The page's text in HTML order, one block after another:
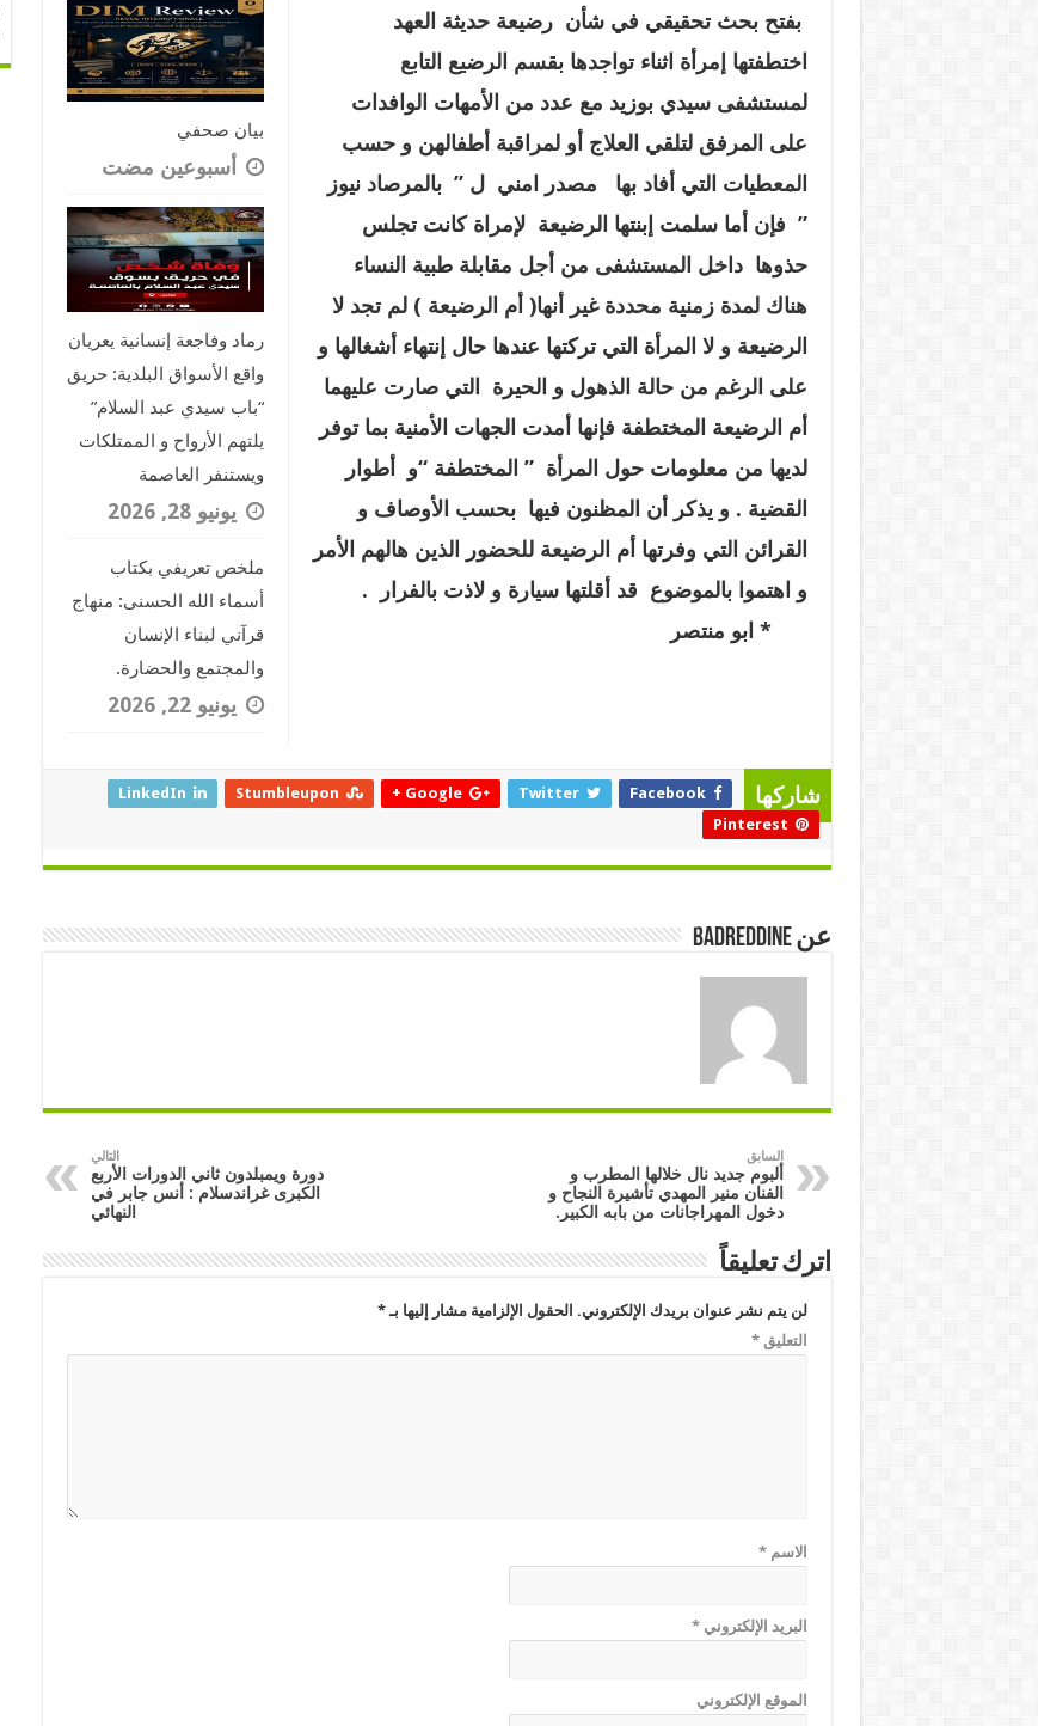
بيان صحفي
‏أسبوعين مضت
رماد وفاجعة إنسانية يعريان
واقع الأسواق البلدية: حريق
“باب سيدي عبد السلام”
يلتهم الأرواح و الممتلكات
ويستنفر العاصمة
يونيو 28, 2026
ملخص تعريفي بكتاب
أسماء الله الحسنى: منهاج
قرآني لبناء الإنسان
والمجتمع والحضارة.
يونيو 22, 2026
بفتح بحث تحقيقي في شأن رضيعة حديثة العهد
اختطفتها إمرأة اثناء تواجدها بقسم الرضيع التابع
لمستشفى سيدي بوزيد مع عدد من الأمهات الوافدات
على المرفق لتلقي العلاج أو لمراقبة أطفالهن و حسب
المعطيات التي أفاد بها مصدر امني ل ” بالمرصاد نيوز
” فإن أما سلمت إبنتها الرضيعة لإمراة كانت تجلس
حذوها داخل المستشفى من أجل مقابلة طبية النساء
هناك لمدة زمنية محددة غير أنها( أم الرضيعة ) لم تجد لا
الرضيعة و لا المرأة التي تركتها عندها حال إنتهاء أشغالها و
على الرغم من حالة الذهول و الحيرة التي صارت عليهما
أم الرضيعة المختطفة فإنها أمدت الجهات الأمنية بما توفر
لديها من معلومات حول المرأة ” المختطفة “و أطوار
القضية . و يذكر أن المظنون فيها بحسب الأوصاف و
القرائن التي وفرتها أم الرضيعة للحضور الذين هالهم الأمر
و اهتموا بالموضوع قد أقلتها سيارة و لاذت بالفرار .
* ابو منتصر
شاركها Facebook
Twitter
Google +
Stumbleupon
LinkedIn
Pinterest
عن badreddine
السابق
ألبوم جديد نال خلالها المطرب و
الفنان منير المهدي تأشيرة النجاح و
دخول المهراجانات من بابه الكبير.
التالي
دورة ويمبلدون ثاني الدورات الأربع
الكبرى غراندسلام : أنس جابر في
النهائي
اترك تعليقاً
لن يتم نشر عنوان بريدك الإلكتروني. الحقول الإلزامية مشار إليها بـ*
التعليق*
الاسم*
البريد الإلكتروني*
الموقع الإلكتروني